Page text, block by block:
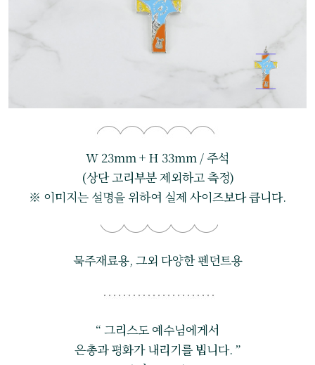
W 23mm + H 33mm / 주석
(상단 고리부분 제외하고 측정)
※ 이미지는 설명을 위하여 실제 사이즈보다 큽니다.
묵주재료용, 그외 다양한 펜던트용
“ 그리스도 예수님에게서
은총과 평화가 내리기를 빕니다. ”